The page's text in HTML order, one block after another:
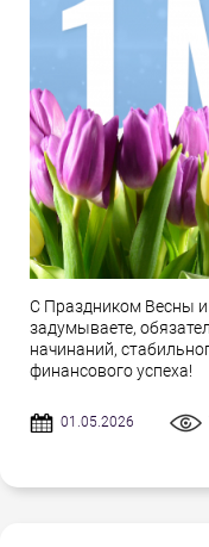
С Праздником Весны и
задумываете,
начинаний,
финансового успеха!
01.05.2026